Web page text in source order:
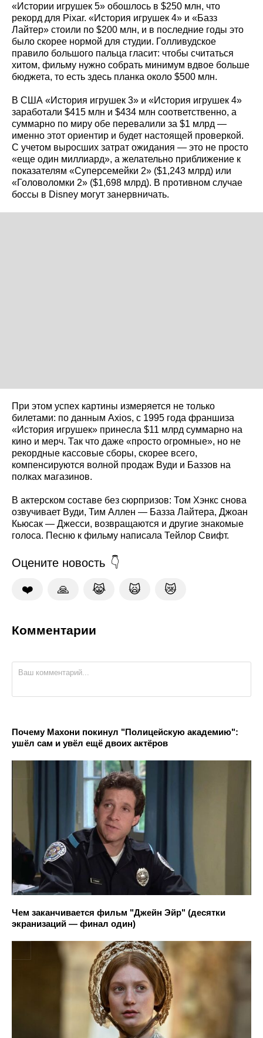
«Истории игрушек 5» обошлось в $250 млн, что
рекорд для Pixar. «История игрушек 4» и «Базз
Лайтер» стоили по $200 млн, и в последние годы это
было скорее нормой для студии. Голливудское
правило большого пальца гласит: чтобы считаться
хитом, фильму нужно собрать минимум вдвое больше
бюджета, то есть здесь планка около $500 млн.
В США «История игрушек 3» и «История игрушек 4»
заработали $415 млн и $434 млн соответственно, а
суммарно по миру обе перевалили за $1 млрд —
именно этот ориентир и будет настоящей проверкой.
С учетом выросших затрат ожидания — это не просто
«еще один миллиард», а желательно приближение к
показателям «Суперсемейки 2» ($1,243 млрд) или
«Головоломки 2» ($1,698 млрд). В противном случае
боссы в Disney могут занервничать.
При этом успех картины измеряется не только
билетами: по данным Axios, с 1995 года франшиза
«История игрушек» принесла $11 млрд суммарно на
кино и мерч. Так что даже «просто огромные», но не
рекордные кассовые сборы, скорее всего,
компенсируются волной продаж Вуди и Баззов на
полках магазинов.
В актерском составе без сюрпризов: Том Хэнкс снова
озвучивает Вуди, Тим Аллен — Базза Лайтера, Джоан
Кьюсак — Джесси, возвращаются и другие знакомые
голоса. Песню к фильму написала Тейлор Свифт.
Оцените новость
❤️ 🙏 😹 🙀 😿
Комментарии
Почему Махони покинул "Полицейскую академию":
ушёл сам и увёл ещё двоих актёров
Чем заканчивается фильм "Джейн Эйр" (десятки
экранизаций — финал один)